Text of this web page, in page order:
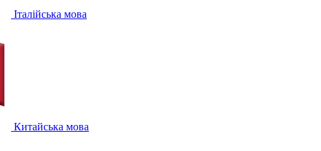
Італійська мова
Китайська мова